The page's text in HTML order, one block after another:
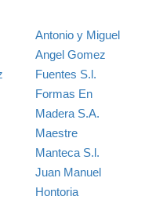
Antonio y Miguel
Angel Gomez
Fuentes S.l.
Formas En
Madera S.A.
Maestre
Manteca S.l.
Juan Manuel
Hontoria